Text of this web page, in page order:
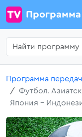
Программа передач
Футбол.
Япония -